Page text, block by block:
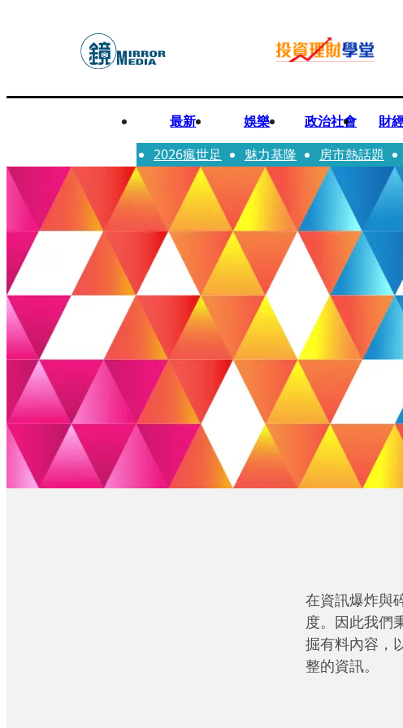
最新 娛樂 政治社會 財
2026瘋世足
魅力基隆 房市熱話題
在資訊爆炸與
度。因此我們
掘有料內容，
整的資訊。